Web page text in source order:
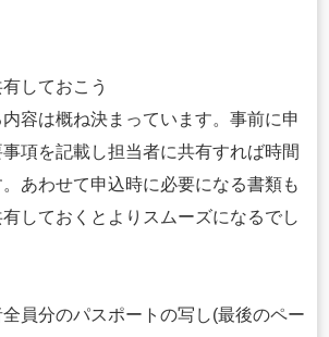
しておこう
容は概ね決まっています。事前に申
項を記載し担当者に共有すれば時間
あわせて申込時に必要になる書類も
しておくとよりスムーズになるでし
員分のパスポートの写し(最後のペー